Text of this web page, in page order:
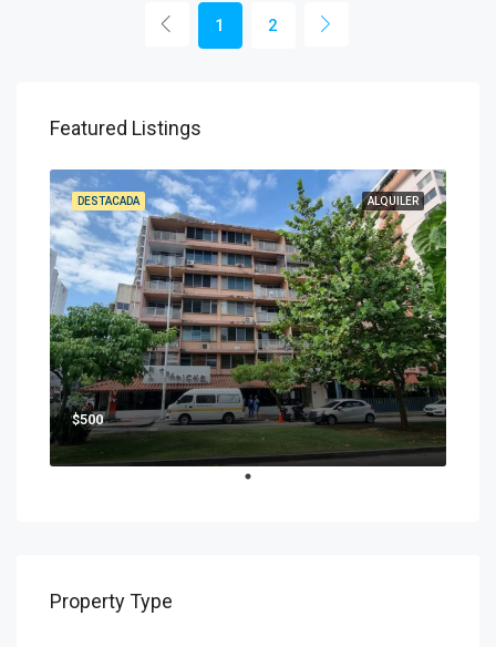
1 2
Featured Listings
ALQUILER
DESTACADA
$500
Property Type